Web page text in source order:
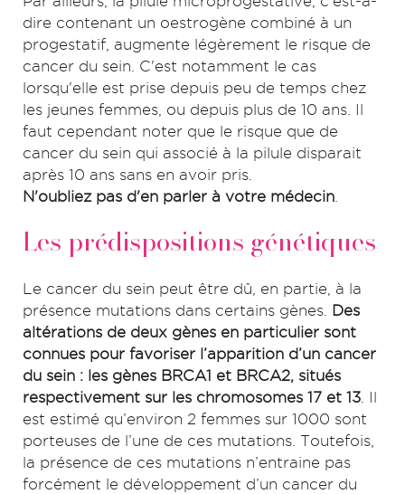
dire contenant un oestrogène combiné à un
progestatif, augmente légèrement le risque de
cancer du sein. C'est notamment le cas
lorsqu'elle est prise depuis peu de temps chez
les jeunes femmes, ou depuis plus de 10 ans. Il
faut cependant noter que le risque que de
cancer du sein qui associé à la pilule disparait
après 10 ans sans en avoir pris.
N'oubliez pas d'en parler à votre médecin
Les prédispositions génétiques
Le cancer du sein peut être dû, en partie, à la
présence mutations dans certains gènes.
Des
altérations de deux gènes en particulier sont
connues pour favoriser l’apparition d’un cancer
du sein : les gènes BRCA1 et BRCA2, situés
respectivement sur les chromosomes 17 et 13 . Il
est estimé qu’environ 2 femmes sur 1000 sont
porteuses de l’une de ces mutations. Toutefois,
la présence de ces mutations n’entraine pas
forcément le développement d’un cancer du